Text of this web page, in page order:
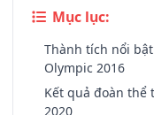
Mục lục:
Thành tích nổi
Olympic 2016
Kết quả đoàn thể
2020